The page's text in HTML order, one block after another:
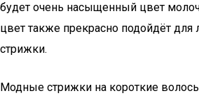
будет очень насыщенный цвет
цвет также прекрасно подойдёт
стрижки.
Модные стрижки на короткие